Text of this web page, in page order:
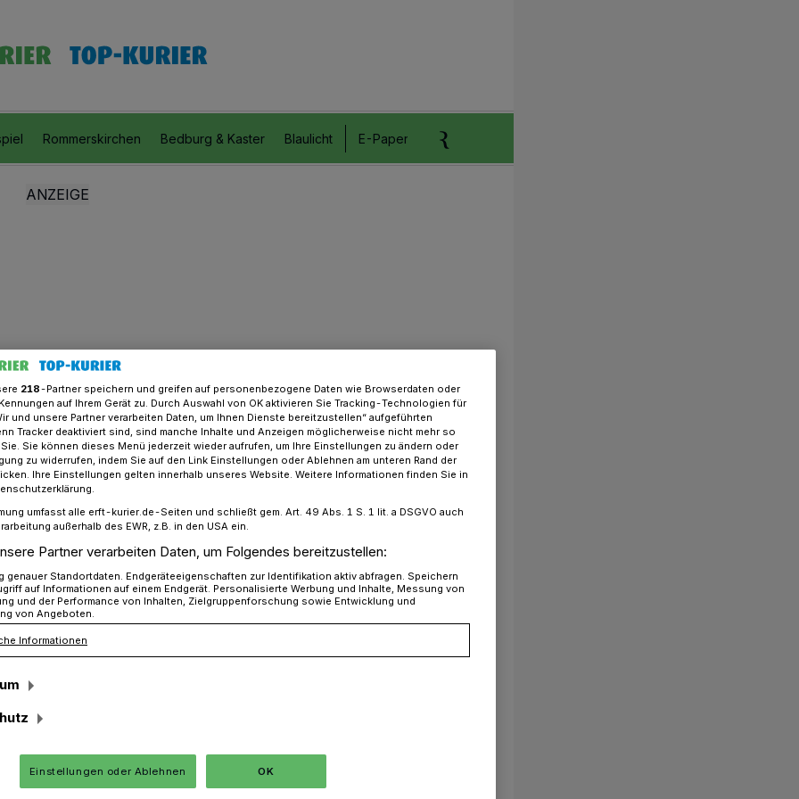
Rommerskirchen Bedburg & Kaster Blaulicht E-Paper Anzeigen aufgeben
weniger stark gestiegen als in Bund und Land
Sorge!“
im Rhein-Kreis ist im Januar
Bund und Land. Das geht aus den
Agentur für Arbeit hervor.
218-Partner speichern und greifen auf personenbezogene Daten wie Browserdaten oder
auf Ihrem Gerät zu. Durch Auswahl von OK aktivieren Sie Tracking-Technologien für
und unsere Partner verarbeiten Daten, um Ihnen Dienste bereitzustellen“ aufgeführten
Tracker deaktiviert sind, sind manche Inhalte und Anzeigen möglicherweise nicht mehr so
Sie können dieses Menü jederzeit wieder aufrufen, um Ihre Einstellungen zu ändern oder
zu widerrufen, indem Sie auf den Link Einstellungen oder Ablehnen am unteren Rand der
Ihre Einstellungen gelten innerhalb unseres Website. Weitere Informationen finden Sie in
umfasst alle erft-kurier.de-Seiten und schließt gem. Art. 49 Abs. 1 S. 1 lit. a DSGVO auch
außerhalb des EWR, z.B. in den USA ein.
Partner verarbeiten Daten, um Folgendes bereitzustellen:
genauer Standortdaten. Endgeräteeigenschaften zur Identifikation aktiv abfragen. Speichern
auf Informationen auf einem Endgerät. Personalisierte Werbung und Inhalte, Messung von
und der Performance von Inhalten, Zielgruppenforschung sowie Entwicklung und
von Angeboten.
Informationen
Einstellungen oder Ablehnen OK